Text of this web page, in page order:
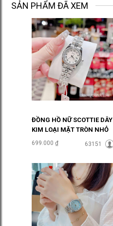
SẢN PHẨM ĐÃ XEM
ĐỒNG HỒ NỮ SCOTTIE DÂY
KIM LOẠI MẶT TRÒN NHỎ
ĐÍNH ĐÁ ĐHĐ48601
699.000 ₫ 63151